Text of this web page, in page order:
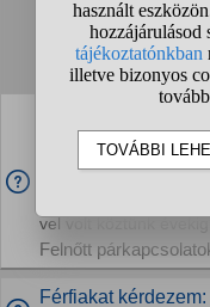
Létezik lelki
barátság??"
vel volt köztünk évekig
Felnőtt
Férfiakat